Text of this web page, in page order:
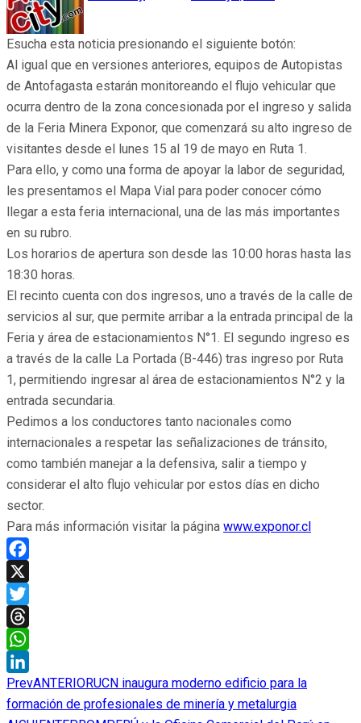
Esucha esta noticia presionando el siguiente botón:
Al igual que en versiones anteriores, equipos de Autopistas
de Antofagasta estarán monitoreando el flujo vehicular que
ocurra dentro de la zona concesionada por el ingreso y salida
de la Feria Minera Exponor, que comenzará su alto ingreso de
visitantes desde el lunes 15 al 19 de mayo en Ruta 1.
Para ello, y como una forma de apoyar la labor de seguridad,
les presentamos el Mapa Vial para poder conocer cómo
llegar a esta feria internacional, una de las más importantes
en su rubro.
Los horarios de apertura son desde las 10:00 horas hasta las
18:30 horas.
El recinto cuenta con dos ingresos, uno a través de la calle de
servicios al sur, que permite arribar a la entrada principal de la
Feria y área de estacionamientos N°1. El segundo ingreso es
a través de la calle La Portada (B-446) tras ingreso por Ruta
1, permitiendo ingresar al área de estacionamientos N°2 y la
entrada secundaria.
Pedimos a los conductores tanto nacionales como
internacionales a respetar las señalizaciones de tránsito,
como también manejar a la defensiva, salir a tiempo y
considerar el alto flujo vehicular por estos días en dicho
sector.
Para más información visitar la página www.exponor.cl
Facebook
X
Twitter
Threads
WhatsApp
LinkedIn
PrevANTERIORUCN inaugura moderno edificio para la
formación de profesionales de minería y metalurgia